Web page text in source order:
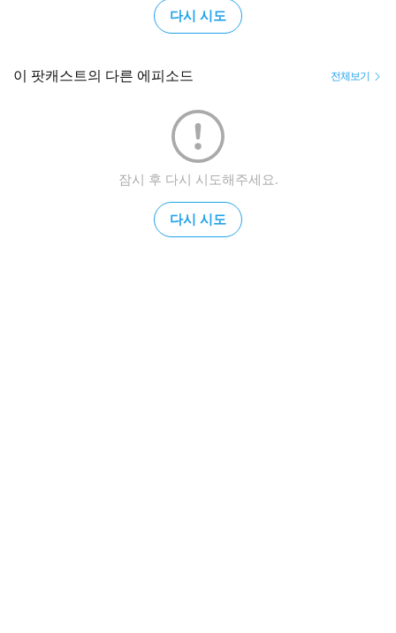
다시 시도
이 팟캐스트의 다른 에피소드 전체보기
잠시 후 다시 시도해주세요.
다시 시도